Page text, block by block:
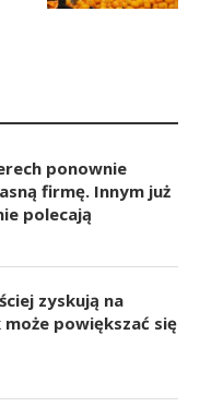
ponownie
firmę. Innym już
polecają
zyskują na
powiększać się